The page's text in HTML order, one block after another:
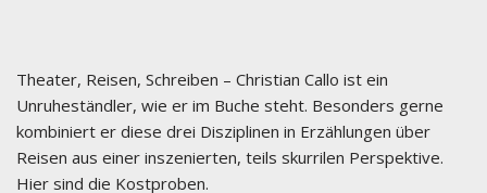
Theater, Reisen, Schreiben – Christian Callo ist ein
Unruheständler, wie er im Buche steht. Besonders gerne
kombiniert er diese drei Disziplinen in Erzählungen über
Reisen aus einer inszenierten, teils skurrilen Perspektive.
Hier sind die Kostproben.